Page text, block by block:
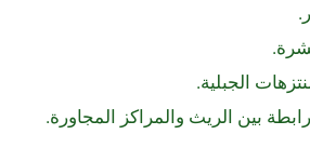
الجبلية.
بين الريث والمراكز المجاورة.